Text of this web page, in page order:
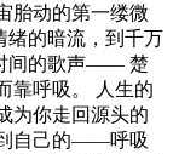
胎动的第一缕微
绪的暗流，到千万
间的歌声—— 楚
靠呼吸。 人生的
为你走回源头的
自己的——呼吸